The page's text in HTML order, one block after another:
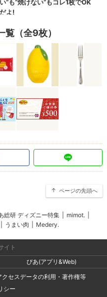
覧（全9枚）
ページの先頭へ
総研 ディズニー特集 mimot.
うまい肉 Medery.
イト
ぴあ(アプリ&Web)
クセスデータの利用・著作権等
シー